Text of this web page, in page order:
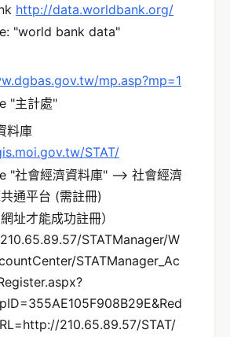
http://data.worldbank.org/
"world bank data"
mp.asp?mp=1
"主計處"
料庫
STAT/
"社會經濟資料庫" --> 社會經濟
通平台 (需註冊)
網址才能成功註冊）
STATManager/W
STATManager_Ac
210.65.89.57/STAT/